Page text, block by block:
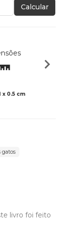
Calcular
x 0.5 cm
gatos
livro foi feito